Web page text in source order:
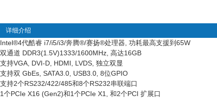
详细介绍
Intel®4代酷睿 i7/i5/i3/奔腾®/赛扬®处理器, 功耗最高支援到65W
双通道 DDR3(1.5V)1333/1600MHz, 高达16GB
支持VGA, DVI-D, HDMI, LVDS, 独立双显
支持双 GbEs, SATA3.0, USB3.0, 8位GPIO
支持2个RS232/422/485和8个RS232串联端口
1个PCIe X16 (Gen2)和1个PCIe X1, 和2个PCI 扩展口